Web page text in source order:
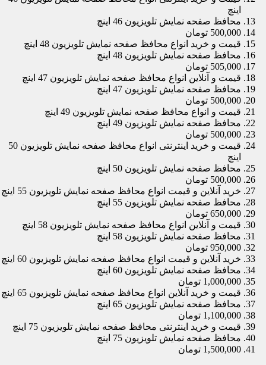
اینچ
محافظ صفحه نمایش تلویزیون 46 اینچ
500,000 تومان
قیمت و خرید انواع محافظ صفحه نمایش تلویزیون 48 اینچ
محافظ صفحه نمایش تلویزیون 48 اینچ
505,000 تومان
قیمت و آنلاین انواع محافظ صفحه نمایش تلویزیون 47 اینچ
محافظ صفحه نمایش تلویزیون 47 اینچ
500,000 تومان
قیمت و انواع محافظ صفحه نمایش تلویزیون 49 اینچ
محافظ صفحه نمایش تلویزیون 49 اینچ
500,000 تومان
قیمت و خرید اینترنتی انواع محافظ صفحه نمایش تلویزیون 50
اینچ
محافظ صفحه نمایش تلویزیون 50 اینچ
500,000 تومان
خرید آنلاین و قیمت انواع محافظ صفحه نمایش تلویزیون 55 اینچ
محافظ صفحه نمایش تلویزیون 55 اینچ
650,000 تومان
قیمت و آنلاین انواع محافظ صفحه نمایش تلویزیون 58 اینچ
محافظ صفحه نمایش تلویزیون 58 اینچ
950,000 تومان
خرید آنلاین و قیمت انواع محافظ صفحه نمایش تلویزیون 60 اینچ
محافظ صفحه نمایش تلویزیون 60 اینچ
1,000,000 تومان
قیمت و خرید آنلاین انواع محافظ صفحه نمایش تلویزیون 65 اینچ
محافظ صفحه نمایش تلویزیون 65 اینچ
1,100,000 تومان
قیمت و خرید اینترنتی محافظ صفحه نمایش تلویزیون 75 اینچ
محافظ صفحه نمایش تلویزیون 75 اینچ
1,500,000 تومان